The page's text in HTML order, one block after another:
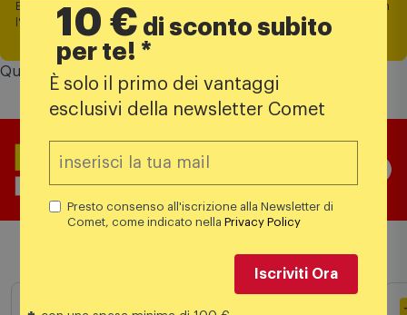
Effettua il login e collega la tessera al tuo account prima di procedere con
l'ordine.
Questo prodotto vale fino a
Prodotti simili
10 € di sconto subito
per te! *
È solo il primo dei vantaggi
esclusivi della newsletter Comet
Presto consenso all'iscrizione alla Newsletter di
Comet, come indicato nellaPrivacy Policy
Iscriviti Ora